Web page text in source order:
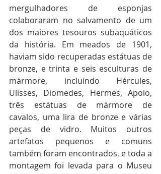
mergulhadores de esponjas
colaboraram no salvamento de um
dos maiores tesouros subaquáticos
da história. Em meados de 1901,
haviam sido recuperadas estátuas de
bronze, e trinta e seis esculturas de
mármore, incluindo Hércules,
Ulisses, Diomedes, Hermes, Apolo,
três estátuas de mármore de
cavalos, uma lira de bronze e várias
peças de vidro. Muitos outros
artefatos pequenos e comuns
também foram encontrados, e toda a
montagem foi levada para o Museu